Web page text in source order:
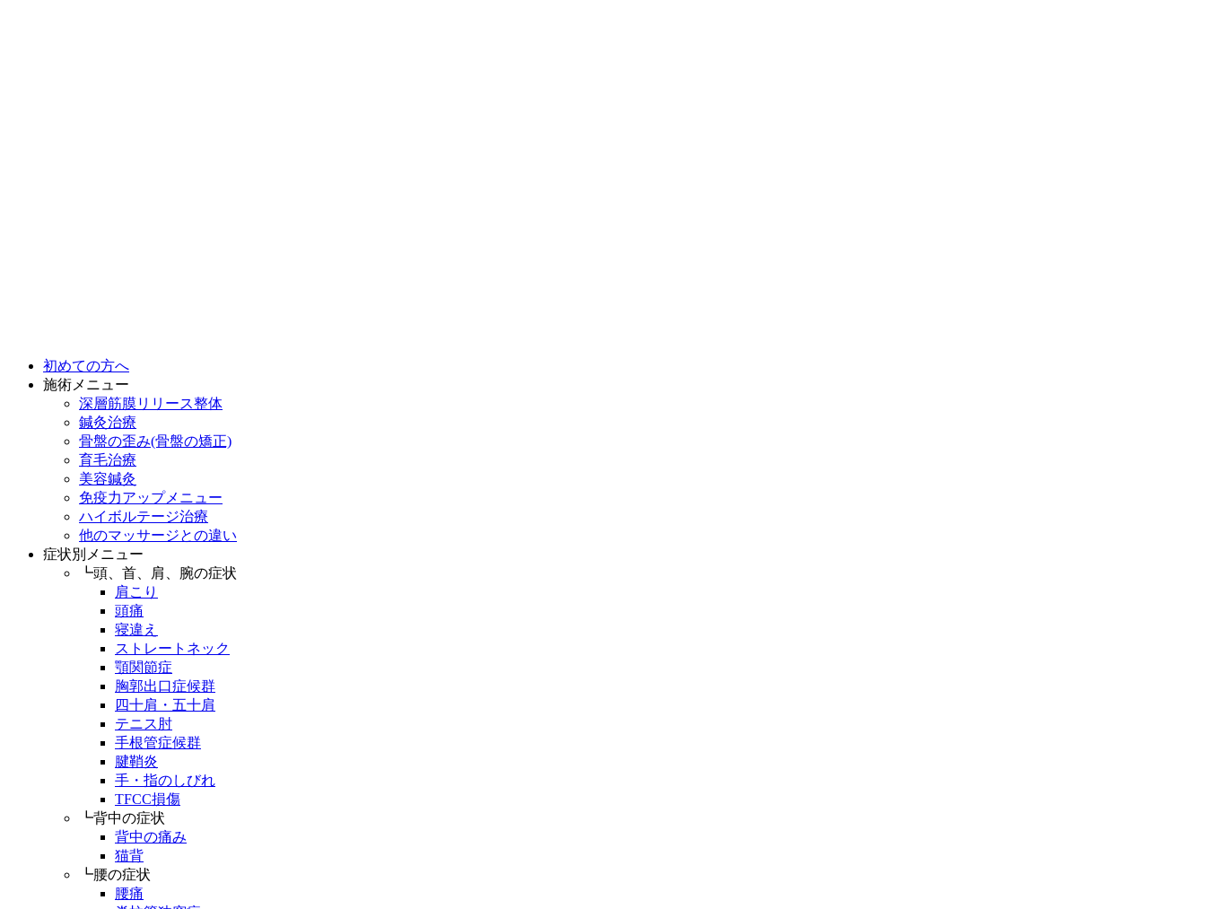
初めての方へ
施術メニュー
深層筋膜リリース整体
鍼灸治療
骨盤の歪み(骨盤の矯正)
育毛治療
美容鍼灸
免疫力アップメニュー
ハイボルテージ治療
他のマッサージとの違い
症状別メニュー
┗頭、首、肩、腕の症状
肩こり
頭痛
寝違え
ストレートネック
顎関節症
胸郭出口症候群
四十肩・五十肩
テニス肘
手根管症候群
腱鞘炎
手・指のしびれ
TFCC損傷
┗背中の症状
背中の痛み
猫背
┗腰の症状
腰痛